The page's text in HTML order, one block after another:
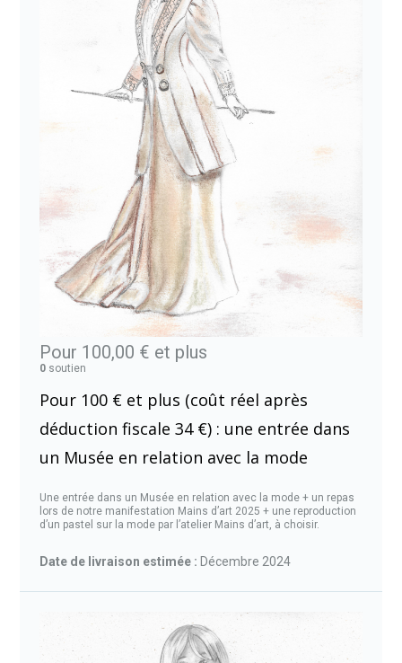
Pour 100,00 € et plus
0 soutien
Pour 100 € et plus (coût réel après
déduction fiscale 34 €) : une entrée dans
un Musée en relation avec la mode
Une entrée dans un Musée en relation avec la mode + un repas
lors de notre manifestation Mains d’art 2025 + une reproduction
d’un pastel sur la mode par l’atelier Mains d’art, à choisir.
Date de livraison estimée : Décembre 2024